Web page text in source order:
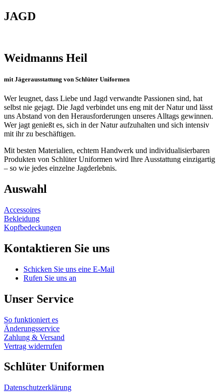
JAGD
Weidmanns Heil
mit Jägerausstattung von Schlüter Uniformen
Wer leugnet, dass Liebe und Jagd verwandte Passionen sind, hat
selbst nie gejagt. Die Jagd verbindet uns eng mit der Natur und lässt
uns Abstand von den Herausforderungen unseres Alltags gewinnen.
Wer jagt genießt es, sich in der Natur aufzuhalten und sich intensiv
mit ihr zu beschäftigen.
Mit besten Materialien, echtem Handwerk und individualisierbaren
Produkten von Schlüter Uniformen wird Ihre Ausstattung einzigartig
– so wie jedes einzelne Jagderlebnis.
Auswahl
Accessoires
Bekleidung
Kopfbedeckungen
Kontaktieren Sie uns
Schicken Sie uns eine E-Mail
Rufen Sie uns an
Unser Service
So funktioniert es
Änderungsservice
Zahlung & Versand
Vertrag widerrufen
Schlüter Uniformen
Datenschutzerklärung